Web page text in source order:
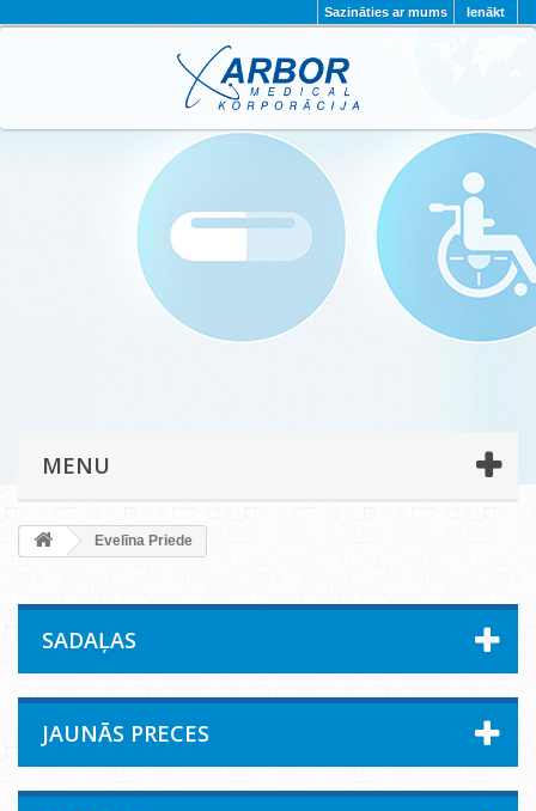
Ienākt
Sazināties ar mums
PAR MUMS PROJEKTI
KONTAKTI
PRIVĀTUMA POLITIKA
MENU
Evelīna Priede
SADAĻAS
JAUNĀS PRECES